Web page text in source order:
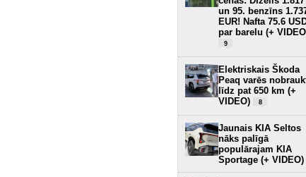
un 95. benzīns
EUR! Nafta 75.6
par barelu (+
9
Elektriskais Škoda
Peaq varēs
līdz pat 650 km (+
VIDEO)
8
Jaunais KIA Seltos
nāks palīgā
populārajam KIA
Sportage (+ VIDEO)